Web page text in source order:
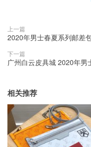
上一篇
2020年男士春夏系列邮差
下一篇
广州白云皮具城 2020年
相关推荐